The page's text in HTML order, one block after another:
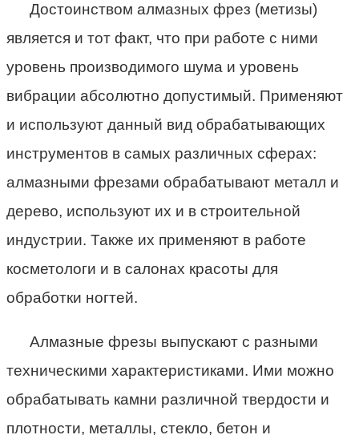
Достоинством алмазных фрез (метизы)
является и тот факт, что при работе с ними
уровень производимого шума и уровень
вибрации абсолютно допустимый. Применяют
и используют данный вид обрабатывающих
инструментов в самых различных сферах:
алмазными фрезами обрабатывают металл и
дерево, используют их и в строительной
индустрии. Также их применяют в работе
косметологи и в салонах красоты для
обработки ногтей.
Алмазные фрезы выпускают с разными
техническими характеристиками. Ими можно
обрабатывать камни различной твердости и
плотности, металлы, стекло, бетон и